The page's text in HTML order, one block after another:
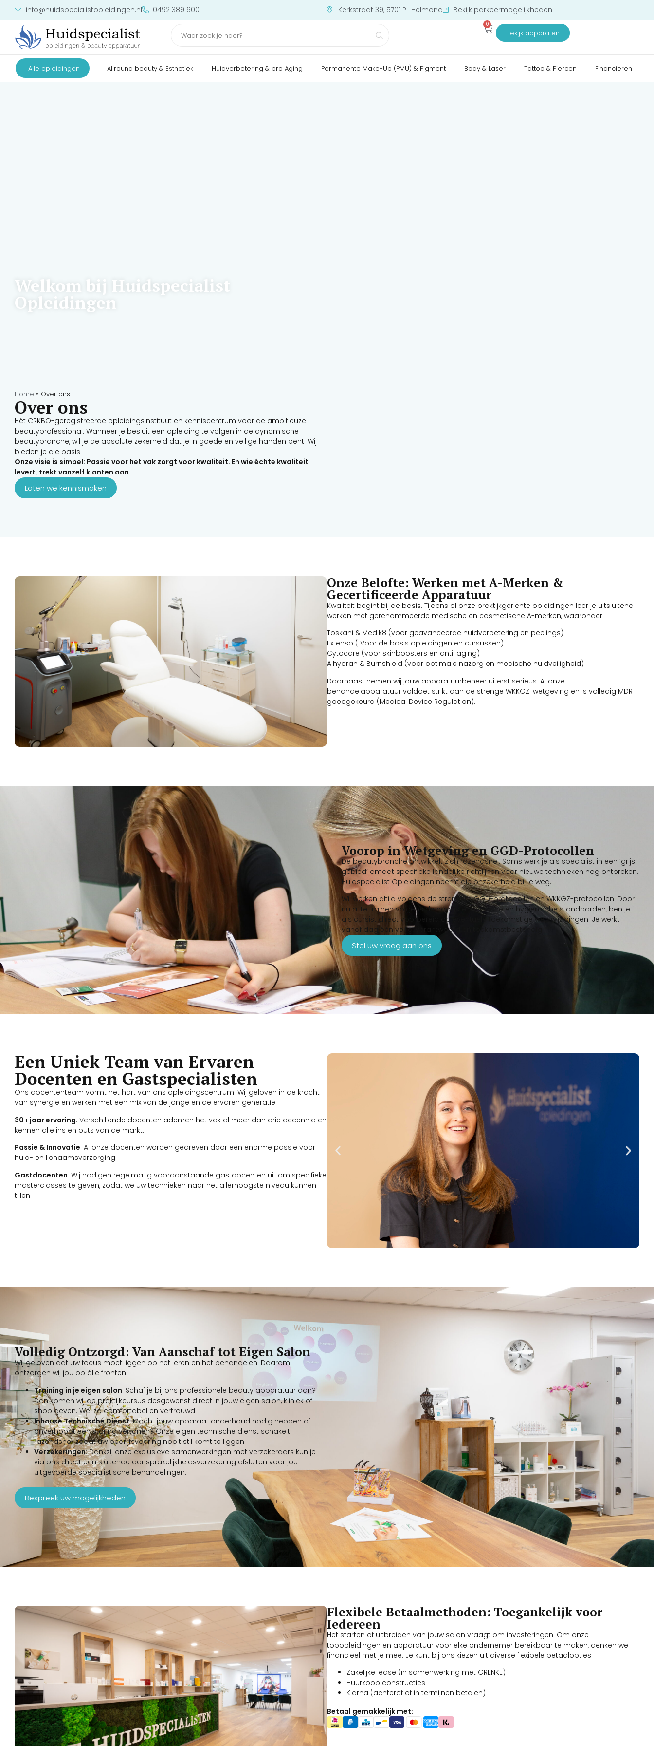
info@huidspecialistopleidingen.nl 0492 389 600 Kerkstraat 39, 5701 PL Helmond Bekijk parkeermogelijkheden
0
Bekijk apparaten
Alle opleidingen Allround beauty & Esthetiek Huidverbetering & pro Aging Permanente Make-Up (PMU) & Pigment Body & Laser Tattoo & Piercen Financieren
Welkom bij Huidspecialist
Opleidingen
Home » Over ons
Over ons
Hét CRKBO-geregistreerde opleidingsinstituut en kenniscentrum voor de ambitieuze
beautyprofessional. Wanneer je besluit een opleiding te volgen in de dynamische
beautybranche, wil je de absolute zekerheid dat je in goede en veilige handen bent. Wij
bieden je die basis.
Onze visie is simpel: Passie voor het vak zorgt voor kwaliteit. En wie échte kwaliteit
levert, trekt vanzelf klanten aan.
Laten we kennismaken
Onze Belofte: Werken met A-Merken &
Gecertificeerde Apparatuur
Kwaliteit begint bij de basis. Tijdens al onze praktijkgerichte opleidingen leer je uitsluitend
werken met gerenommeerde medische en cosmetische A-merken, waaronder:
Toskani & Medik8 (voor geavanceerde huidverbetering en peelings)
Extenso ( Voor de basis opleidingen en cursussen)
Cytocare (voor skinboosters en anti-aging)
Alhydran & Burnshield (voor optimale nazorg en medische huidveiligheid)
Daarnaast nemen wij jouw apparatuurbeheer uiterst serieus. Al onze
behandelapparatuur voldoet strikt aan de strenge WKKGZ-wetgeving en is volledig MDR-
goedgekeurd (Medical Device Regulation).
Voorop in Wetgeving en GGD-Protocollen
De beautybranche ontwikkelt zich razendsnel. Soms werk je als specialist in een ‘grijs
gebied’ omdat specifieke landelijke richtlijnen voor nieuwe technieken nog ontbreken.
Huidspecialist Opleidingen neemt die onzekerheid bij je weg.
Wij werken altijd volgens de strengste GGD-protocollen en WKKGZ-protocollen. Door
nu al te trainen volgens de hoogste medische en hygiënische standaarden, ben je
als cursist direct voorbereid op eventuele toekomstige wetswijzigingen. Je werkt
vanaf dag één veilig, verantwoord en toekomstbestendig.
Stel uw vraag aan ons
Een Uniek Team van Ervaren
Docenten en Gastspecialisten
Ons docententeam vormt het hart van ons opleidingscentrum. Wij geloven in de kracht
van synergie en werken met een mix van de jonge en de ervaren generatie.
30+ jaar ervaring: Verschillende docenten ademen het vak al meer dan drie decennia en
kennen alle ins en outs van de markt.
Passie & Innovatie: Al onze docenten worden gedreven door een enorme passie voor
huid- en lichaamsverzorging.
Gastdocenten: Wij nodigen regelmatig vooraanstaande gastdocenten uit om specifieke
masterclasses te geven, zodat we uw technieken naar het allerhoogste niveau kunnen
tillen.
Volledig Ontzorgd: Van Aanschaf tot Eigen Salon
Wij geloven dat uw focus moet liggen op het leren en het behandelen. Daarom
ontzorgen wij jou op álle fronten:
Training in je eigen salon: Schaf je bij ons professionele beauty apparatuur aan?
Dan komen wij de praktijkcursus desgewenst direct in jouw eigen salon, kliniek of
shop geven. Wel zo comfortabel en vertrouwd.
Inhouse Technische Dienst: Mocht jouw apparaat onderhoud nodig hebben of
onverhoopt een storing vertonen? Onze eigen technische dienst schakelt
razendsnel, zodat uw bedrijfsvoering nooit stil komt te liggen.
Verzekeringen: Dankzij onze exclusieve samenwerkingen met verzekeraars kun je
via ons direct een sluitende aansprakelijkheidsverzekering afsluiten voor jou
uitgevoerde specialistische behandelingen.
Bespreek uw mogelijkheden
Flexibele Betaalmethoden: Toegankelijk voor
Iedereen
Het starten of uitbreiden van jouw salon vraagt om investeringen. Om onze
topopleidingen en apparatuur voor elke ondernemer bereikbaar te maken, denken we
financieel met je mee. Je kunt bij ons kiezen uit diverse flexibele betaalopties:
Zakelijke lease (in samenwerking met GRENKE)
Huurkoop constructies
Klarna (achteraf of in termijnen betalen)
Betaal gemakkelijk met: